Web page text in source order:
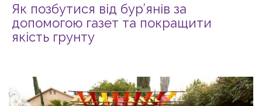
Як позбутися від бур’янів за
допомогою газет та покращити
якість грунту